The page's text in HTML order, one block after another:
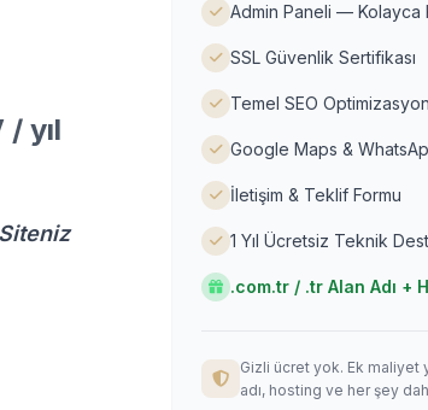
/ yıl
Admin Paneli — Kolayca
SSL Güvenlik Sertifikası
Temel SEO
Google Maps &
İletişim & Teklif Formu
1 Yıl Ücretsiz Teknik
.com.tr / .tr Alan Adı +
Gizli ücret yok. Ek maliyet
adı, hosting ve her şey